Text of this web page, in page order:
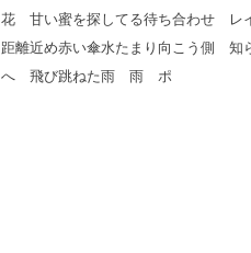
花 甘い蜜を探してる待ち合わせ
距離近め赤い傘水たまり向こう側 知
へ 飛び跳ねた雨 雨 ポ